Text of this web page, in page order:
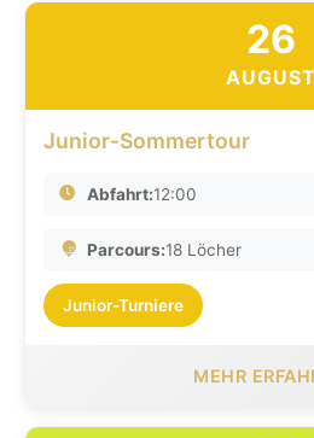
26
AUGUST
Junior-Sommertour
Abfahrt:12:00
Parcours:18 Löcher
Junior-Turniere
MEHR